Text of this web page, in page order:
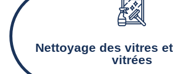
Nettoyage des vitres
vitrées